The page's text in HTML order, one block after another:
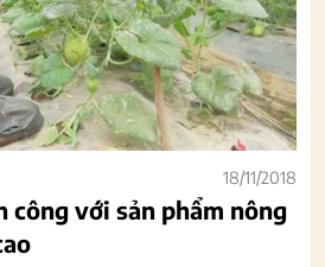
18/11/2018
công với sản phẩm nông